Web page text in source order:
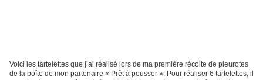
Voici les tartelettes que j’ai réalisé lors de ma première récolte de pleurotes
de la boîte de mon partenaire « Prêt à pousser ». Pour réaliser 6 tartelettes, il